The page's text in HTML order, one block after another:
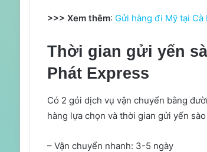
>>> Xem thêm: Gửi hàng đi Mỹ tại
Thời gian gửi yến
Phát Express
Có 2 gói dịch vụ vận chuyển bằng
hàng lựa chọn và thời gian gửi yến
– Vận chuyển nhanh: 3-5 ngày